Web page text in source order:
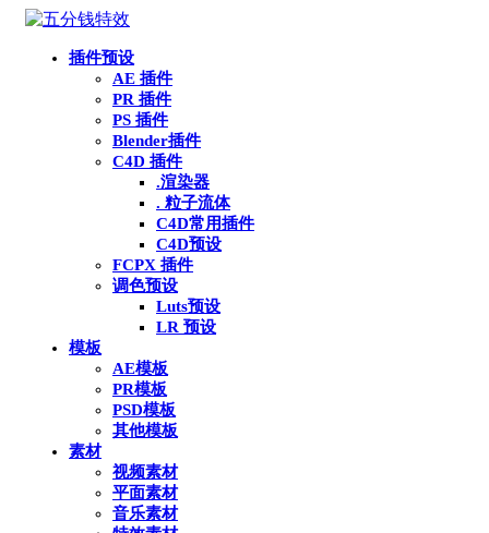
插件预设
AE 插件
PR 插件
PS 插件
Blender插件
C4D 插件
.渲染器
. 粒子流体
C4D常用插件
C4D预设
FCPX 插件
调色预设
Luts预设
LR 预设
模板
AE模板
PR模板
PSD模板
其他模板
素材
视频素材
平面素材
音乐素材